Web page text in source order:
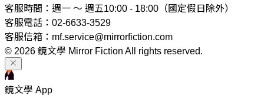
客服時間：週一 ～ 週五10:00 - 18:00（國定假日除外）
客服電話：02-6633-3529
客服信箱：mf.service@mirrorfiction.com
© 2026 鏡文學 Mirror Fiction All rights reserved.
鏡文學 App